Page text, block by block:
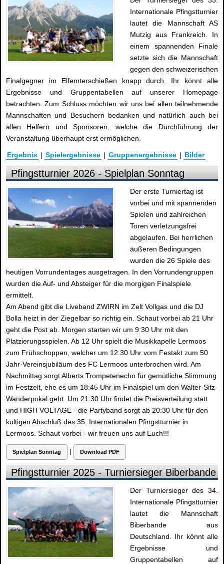
Internationale Pfingstturnier
lautet die Mannschaft AS
Mutzig aus Frankreich. In
einem spannenden Finale
setzte sich die Mannschaft
gegen den schweizerischen
Finalgegner im Elfemterschießen knapp durch. Ihr könnt alle
Ergebnisse und Gruppentabellen auf unserer Homepage
betrachten. Zum Schluss möchten wir uns bei allen teilnehmende
Mannschaften und Besuchern bedanken und natürlich auch bei
allen Helfern und Sponsoren, welche die Durchführung der
Veranstaltung überhaupt erst ermöglichen.
Ergebnis | Spielergebnisse | Gruppenergebnisse | Bilder
Pfingstturnier 2026 - Spielplan Sonntag
Der erste Turniertag ist
vorbei und mit spannenden
Spielen und zahlreichen
Toren verletzungsfrei
abgelaufen. Bei herrlichen
äußeren Bedingungen
wurden die 26 Spiele des
heutigen Vorrundentages ausgetragen. In den Vorrundengruppen
wurden die Auf- und Absteiger für die morgigen Finalspiele
ermittelt.
Am Abend gibt die Liveband ZWIRN im Zelt Vollgas und die DJ
Bolla heizt in der Ziegelbar so richtig ein. Schaut vorbei ab 21 Uhr
geht die Post ab. Morgen starten wir um 9:30 Uhr mit den
Platzierungsspielen. Ab 12 Uhr spielt die Musikkapelle Lermoos
zum Frühschoppen, welcher um 12:30 Uhr vom Festakt zum 50
Jahr-Vereinsjubiläum des FC Lermoos unterbrochen wird. Am
Nachmittag sorgt Alberts Trompetenecho für gemütliche Stimmung
im Festzelt, ehe es um 18:45 Uhr im Finalspiel um den Walter-Sitz-
Wanderpokal geht. Um 21:30 Uhr findet die Preisverteilung statt
und HIGH VOLTAGE - die Partyband sorgt ab 20:30 Uhr für den
kultigen Abschluß des 35. Internationalen Pfingstturnier in
Lermoos. Schaut vorbei - wir freuen uns auf Euch!!!
Spielplan Sonntag | Download PDF
Pfingstturnier 2025 - Turniersieger Biberbande
Der Turniersieger des 34.
Internationale Pfingstturnier
lautet die Mannschaft
Biberbande aus
Deutschland. Ihr könnt alle
Ergebnisse und
Gruppentabellen auf